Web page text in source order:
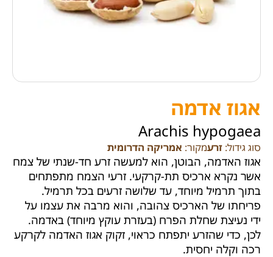
קוטלי עשבים
קוטלי מחלות
קוטלי חרקים
מווסתי צמיחה
דישון עלוותי וביוסטימולנטים
זרעים
אגוז אדמה
Arachis hypogaea
סוג גידול: זרעמקור: אמריקה הדרומית
אגוז האדמה, הבוטן, הוא למעשה זרע חד-שנתי של צמח
אשר נקרא ארכיס תת-קרקעי. זרעי הצמח מתפתחים
בתוך תרמיל מיוחד, עד שלושה זרעים בכל תרמיל.
פריחתו של הארכיס צהובה, והוא מרבה את עצמו על
ידי נעיצת שחלת הפרח (בעזרת עוקץ מיוחד) באדמה.
לכן, כדי שהזרע יתפתח כראוי, זקוק אגוז האדמה לקרקע
רכה וקלה יחסית.